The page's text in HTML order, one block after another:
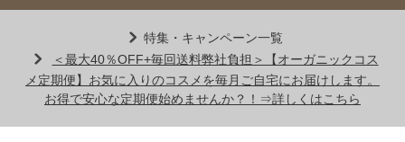
特集・キャンペーン一覧
＜最大40％OFF+毎回送料弊社負担＞【オーガニックコス
メ定期便】お気に入りのコスメを毎月ご自宅にお届けします。
お得で安心な定期便始めませんか？！⇒詳しくはこちら